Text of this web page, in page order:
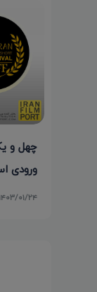
چهل و
ورودی
۱۴۰۳/۰۱/